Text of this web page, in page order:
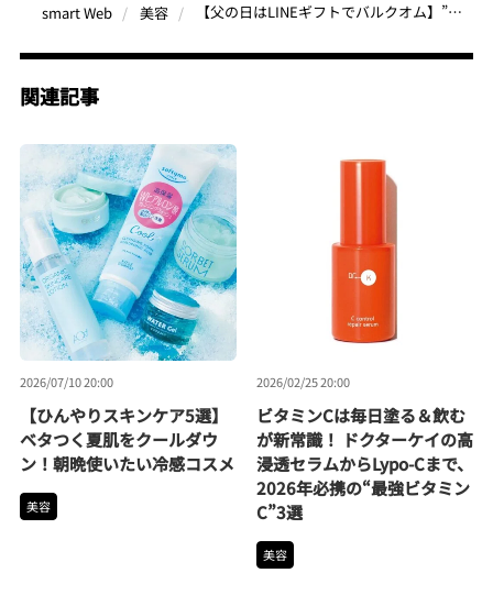
smart Web 美容 【父の日はLINEギフトでバルクオム】”気が利く”2種類のスキンケアセットがおすすめ！
関連記事
2026/07/10 20:00
【ひんやりスキンケア5選】
ベタつく夏肌をクールダウ
ン！朝晩使いたい冷感コスメ
美容
2026/02/25 20:00
ビタミンCは毎日塗る＆飲む
が新常識！ ドクターケイの高
浸透セラムからLypo-Cまで、
2026年必携の“最強ビタミン
C”3選
美容